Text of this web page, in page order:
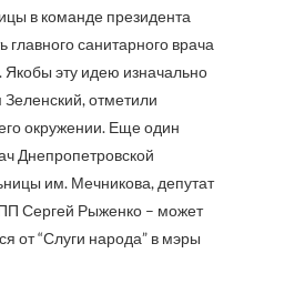
в команде президента
главного санитарного врача
Якобы эту идею изначально
отметили
окружении. Еще один
Днепропетровской
им. Мечникова, депутат
Сергей Рыженко – может
от “Слуги народа” в мэры